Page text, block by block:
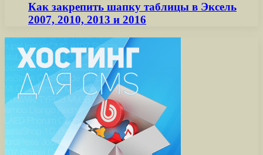
Как закрепить шапку таблицы в Эксель
2007, 2010, 2013 и 2016